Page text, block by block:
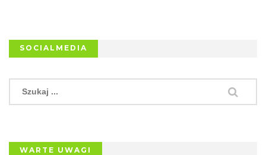
SOCIALMEDIA
WARTE UWAGI